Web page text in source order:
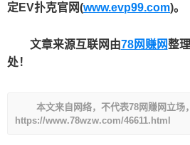
定EV扑克官网(www.evp99.com)。
文章来源互联网由78网赚网整
处！
本文来自网络，不代表78网赚网立场
https://www.78wzw.com/46611.html